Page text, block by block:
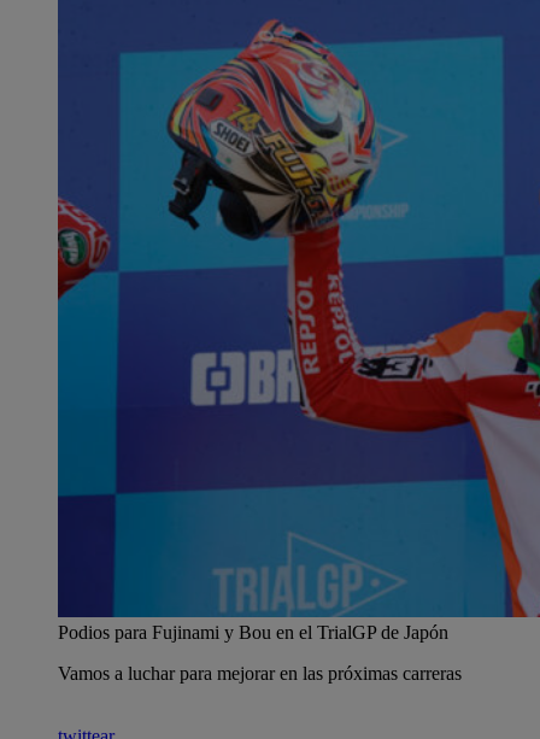
Podios para Fujinami y Bou en el TrialGP de Japón
Vamos a luchar para mejorar en las próximas carreras